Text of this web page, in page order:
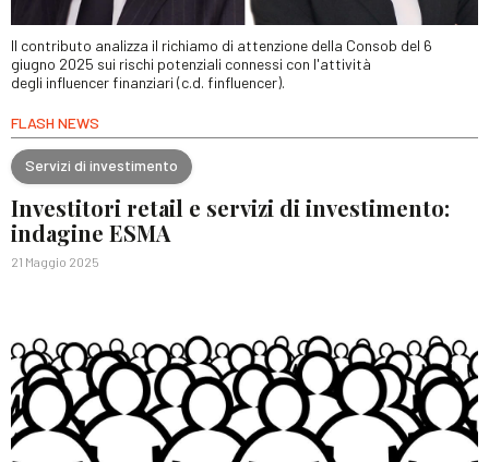
Il contributo analizza il richiamo di attenzione della Consob del 6
giugno 2025 sui rischi potenziali connessi con l'attività
degli influencer finanziari (c.d. finfluencer).
FLASH NEWS
Servizi di investimento
Investitori retail e servizi di investimento:
indagine ESMA
21 Maggio 2025